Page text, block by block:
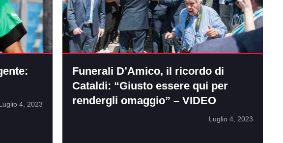
4, 2023
Funerali D’Amico, il ricordo di
Cataldi: “Giusto essere qui per
rendergli omaggio” – VIDEO
Luglio 4, 2023